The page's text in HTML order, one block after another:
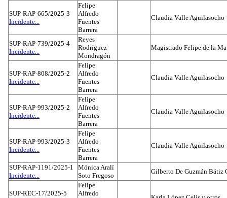
SUP-RAP-665/2025-3
Incidente...
Felipe
Alfredo
Fuentes
Barrera
Claudia Valle Aguilasocho
SUP-RAP-739/2025-4
Incidente...
Reyes
Rodríguez
Mondragón
Magistrado Felipe de la
SUP-RAP-808/2025-2
Incidente...
Felipe
Alfredo
Fuentes
Barrera
Claudia Valle Aguilasocho
SUP-RAP-993/2025-2
Incidente...
Felipe
Alfredo
Fuentes
Barrera
Claudia Valle Aguilasocho
SUP-RAP-993/2025-3
Incidente...
Felipe
Alfredo
Fuentes
Barrera
Claudia Valle Aguilasocho
SUP-RAP-1191/2025-1
Incidente...
Mónica Aralí
Soto Fregoso
Gilberto De Guzmán Bátiz
SUP-REC-17/2025-5
Felipe
Alfredo